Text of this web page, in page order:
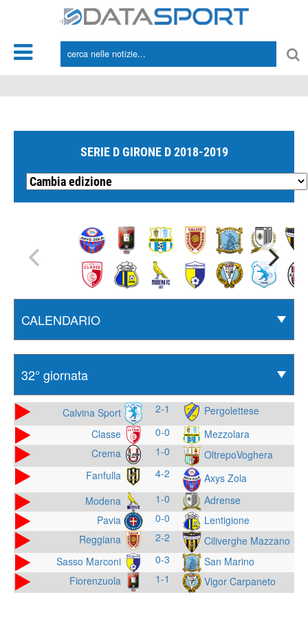
SERIE D GIRONE D 2018-2019
Calvina Sport 2-1
Pergolettese
Classe
0-0
Mezzolara
Crema
1-0
OltrepoVoghera
Fanfulla
4-2
Axys Zola
Modena
1-0
Adrense
Pavia
0-0
Lentigione
Reggiana
2-2
Ciliverghe Mazzano
Sasso Marconi
0-3
San Marino
Fiorenzuola
1-1 Vigor Carpaneto